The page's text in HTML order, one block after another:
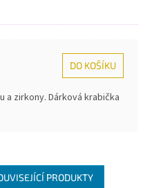
DO KOŠÍKU
a zirkony. Dárková krabička
PRODUKTY